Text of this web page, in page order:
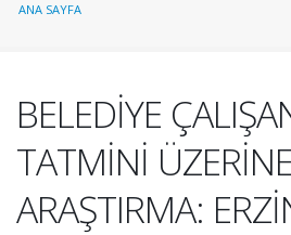
ANA SAYFA
BELEDİYE
TATMİNİ
ARAŞTIRMA: